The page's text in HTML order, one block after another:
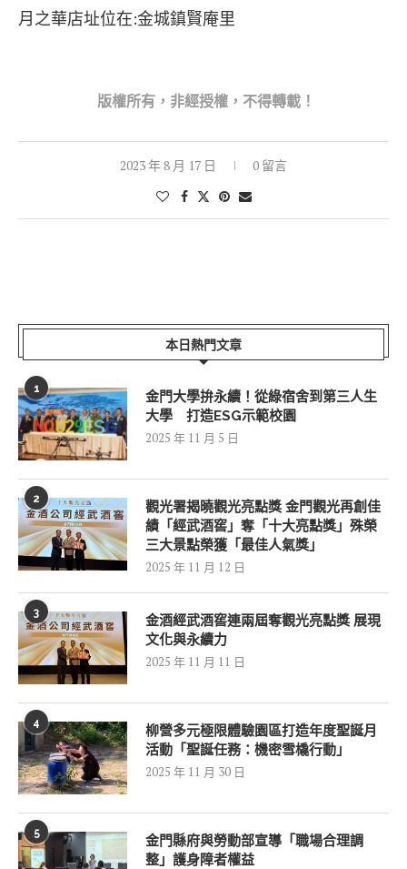
月之華店址位在:金城鎮賢庵里
版權所有，非經授權，不得轉載！
2023 年 8 月 17 日 0 留言
本日熱門文章
1
金門大學拚永續！從綠宿舍到第三人生
大學 打造ESG示範校園
2025 年 11 月 5 日
2
觀光署揭曉觀光亮點獎 金門觀光再創佳
績「經武酒窖」奪「十大亮點獎」殊榮
三大景點榮獲「最佳人氣獎」
2025 年 11 月 12 日
3
金酒經武酒窖連兩屆奪觀光亮點獎 展現
文化與永續力
2025 年 11 月 11 日
4
柳營多元極限體驗園區打造年度聖誕月
活動「聖誕任務：機密雪橇行動」
2025 年 11 月 30 日
5
金門縣府與勞動部宣導「職場合理調
整」護身障者權益